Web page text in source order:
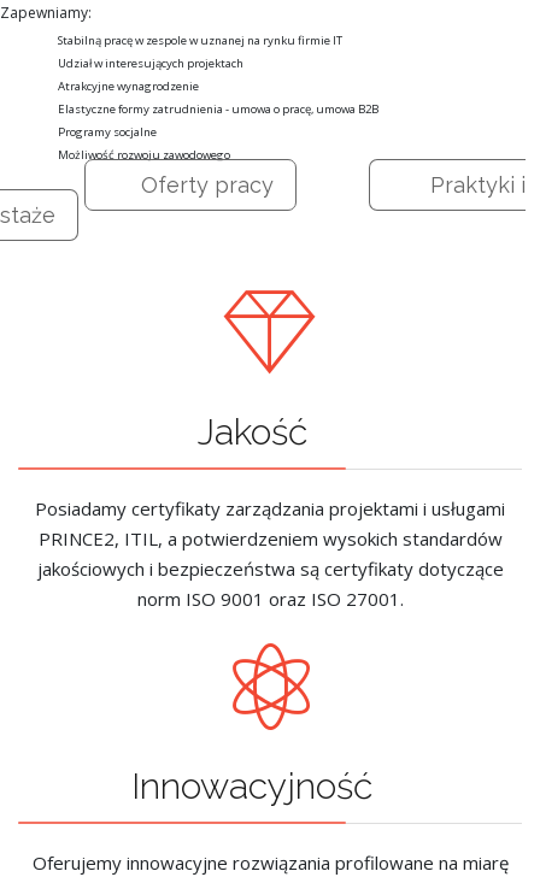
Zapewniamy:
Stabilną pracę w zespole w uznanej na rynku firmie IT
Udział w interesujących projektach
Atrakcyjne wynagrodzenie
Elastyczne formy zatrudnienia - umowa o pracę, umowa B2B
Programy socjalne
Możliwość rozwoju zawodowego
Oferty pracy
Praktyki i
staże
Jakość
Posiadamy certyfikaty zarządzania projektami i usługami
PRINCE2, ITIL, a potwierdzeniem wysokich standardów
jakościowych i bezpieczeństwa są certyfikaty dotyczące
norm ISO 9001 oraz ISO 27001.
Innowacyjność
Oferujemy innowacyjne rozwiązania profilowane na miarę